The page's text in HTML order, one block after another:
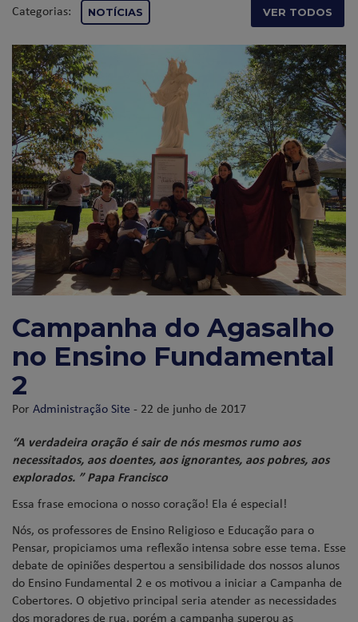
Categorias: NOTÍCIAS VER TODOS
Campanha do Agasalho
no Ensino Fundamental
2
PorAdministração Site - 22 de junho de 2017
“A verdadeira oração é sair de nós mesmos rumo aos
necessitados, aos doentes, aos ignorantes, aos pobres, aos
explorados. ” Papa Francisco
Essa frase emociona o nosso coração! Ela é especial!
Nós, os professores de Ensino Religioso e Educação para o
Pensar, propiciamos uma reflexão intensa sobre esse tema. Esse
debate de opiniões despertou a sensibilidade dos nossos alunos
do Ensino Fundamental 2 e os motivou a iniciar a Campanha de
Cobertores. O objetivo principal seria atender as necessidades
dos moradores de rua, porém a campanha superou as